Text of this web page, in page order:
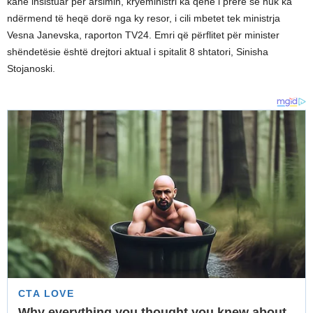
ndërmend të heqë dorë nga ky resor, i cili mbetet tek ministrja
Vesna Janevska, raporton TV24. Emri që përflitet për minister
shëndetësie është drejtori aktual i spitalit 8 shtatori, Sinisha
Stojanoski.